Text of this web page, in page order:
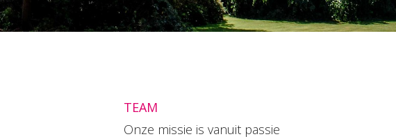
TEAM
Onze missie is vanuit passie